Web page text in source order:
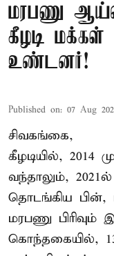
மரபணு
கீழடி மக்கள்
உண்டனர்!
Published on: 07 Aug
சிவகங்கை,
கீழடியில், 2014
வந்தாலும்,
தொடங்கிய பின்,
மரபணு
கொந்தகையில்,